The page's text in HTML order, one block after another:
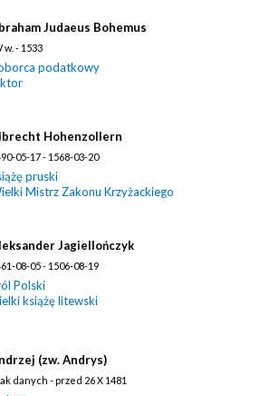
Judaeus Bohemus
w. - 1533
podatkowy
Hohenzollern
05-17 - 1568-03-20
pruski
Mistrz Zakonu Krzyżackiego
Jagiellończyk
08-05 - 1506-08-19
Polski
książę litewski
(zw. Andrys)
danych - przed 26 X 1481